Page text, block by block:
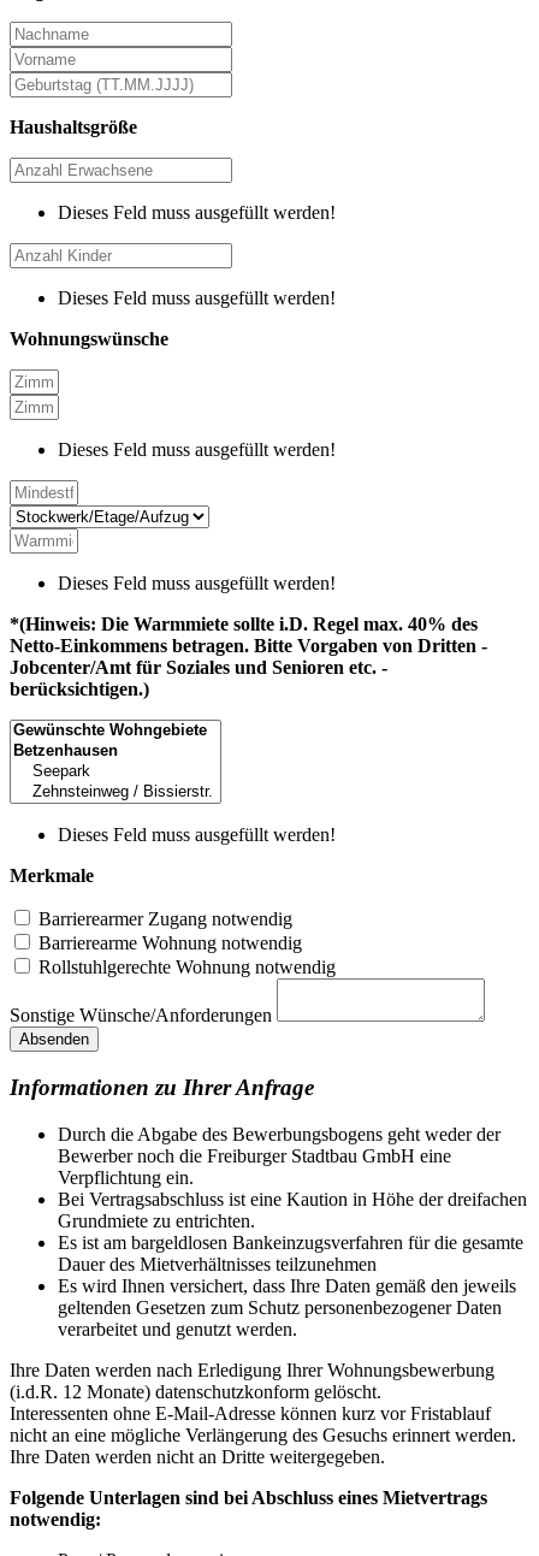
Haushaltsgröße
Dieses Feld muss ausgefüllt werden!
Dieses Feld muss ausgefüllt werden!
Wohnungswünsche
Dieses Feld muss ausgefüllt werden!
Dieses Feld muss ausgefüllt werden!
*(Hinweis: Die Warmmiete sollte i.D. Regel max. 40% des
Netto-Einkommens betragen. Bitte Vorgaben von Dritten -
Jobcenter/Amt für Soziales und Senioren etc. -
berücksichtigen.)
Dieses Feld muss ausgefüllt werden!
Merkmale
Barrierearmer Zugang notwendig
Barrierearme Wohnung notwendig
Rollstuhlgerechte Wohnung notwendig
Sonstige Wünsche/Anforderungen
Informationen zu Ihrer Anfrage
Durch die Abgabe des Bewerbungsbogens geht weder der
Bewerber noch die Freiburger Stadtbau GmbH eine
Verpflichtung ein.
Bei Vertragsabschluss ist eine Kaution in Höhe der dreifachen
Grundmiete zu entrichten.
Es ist am bargeldlosen Bankeinzugsverfahren für die gesamte
Dauer des Mietverhältnisses teilzunehmen
Es wird Ihnen versichert, dass Ihre Daten gemäß den jeweils
geltenden Gesetzen zum Schutz personenbezogener Daten
verarbeitet und genutzt werden.
Ihre Daten werden nach Erledigung Ihrer Wohnungsbewerbung
(i.d.R. 12 Monate) datenschutzkonform gelöscht.
Interessenten ohne E-Mail-Adresse können kurz vor Fristablauf
nicht an eine mögliche Verlängerung des Gesuchs erinnert werden.
Ihre Daten werden nicht an Dritte weitergegeben.
Folgende Unterlagen sind bei Abschluss eines Mietvertrags
notwendig: